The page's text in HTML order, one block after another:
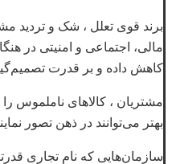
برند قوی تعلل ، شک و تردید
مالی، اجتماعی و امنیتی در
کاهش داده و بر قدرت
مشتریان ، کالاهای ناملموس
بهتر می‌توانند در ذهن تصور
سازمان‌هایی که نام تجاری‌